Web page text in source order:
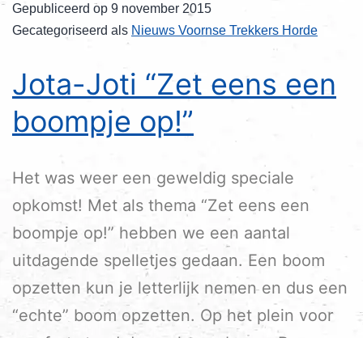
Gepubliceerd op 9 november 2015
Gecategoriseerd als Nieuws Voornse Trekkers Horde
Jota-Joti “Zet eens een
boompje op!”
Het was weer een geweldig speciale
opkomst! Met als thema “Zet eens een
boompje op!” hebben we een aantal
uitdagende spelletjes gedaan. Een boom
opzetten kun je letterlijk nemen en dus een
“echte” boom opzetten. Op het plein voor